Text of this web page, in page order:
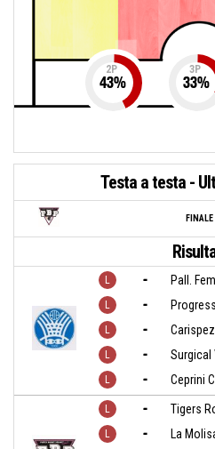
2P
43%
3P
33%
Testa a testa -
FINALE
- Pall.
-
-
- Surgical
- Ceprini
- Tigers
- La